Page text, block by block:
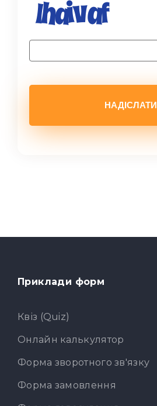
НАДІСЛАТИ
Приклади форм
Квіз (Quiz)
Онлайн калькулятор
Форма зворотного зв'язку
Форма замовлення